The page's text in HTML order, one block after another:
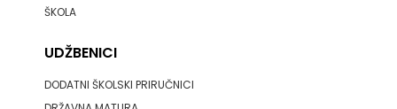
KONCEPT
IZADAVAŠTVO
KONCEPT
ŠKOLA
UDŽBENICI
DODATNI ŠKOLSKI PRIRUČNICI